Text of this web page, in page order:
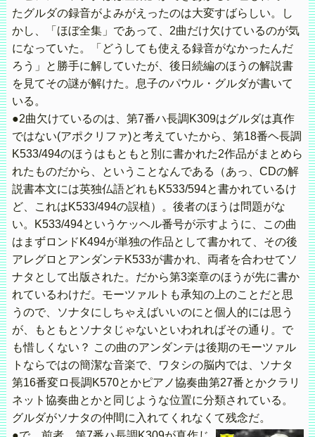
たグルダの録音がよみがえったのは大変すばらしい。し
かし、「ほぼ全集」であって、2曲だけ欠けているのが気
になっていた。「どうしても使える録音がなかったんだ
ろう」と勝手に解していたが、後日続編のほうの解説書
を見てその謎が解けた。息子のパウル・グルダが書いて
いる。
●2曲欠けているのは、第7番ハ長調K309はグルダは真作
ではない(アポクリファ)と考えていたから、第18番ヘ長調
K533/494のほうはもともと別に書かれた2作品がまとめら
れたものだから、ということなんである（あっ、CDの解
説書本文には英独仏語どれもK533/594と書かれているけ
ど、これはK533/494の誤植）。後者のほうは問題がな
い。K533/494というケッヘル番号が示すように、この曲
はまずロンドK494が単独の作品として書かれて、その後
アレグロとアンダンテK533が書かれ、両者を合わせてソ
ナタとして出版された。だから第3楽章のほうが先に書か
れているわけだ。モーツァルトも承知の上のことだと思
うので、ソナタにしちゃえばいいのにと個人的には思う
が、もともとソナタじゃないといわれればその通り。で
も惜しくない？ この曲のアンダンテは後期のモーツァル
トならではの簡潔な音楽で、ワタシの脳内では、ソナタ
第16番変ロ長調K570とかピアノ協奏曲第27番とかクラリ
ネット協奏曲とかと同じような位置に分類されている。
グルダがソナタの仲間に入れてくれなくて残念だ。